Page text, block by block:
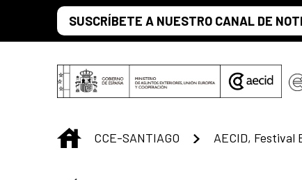
Saltar al contenido principal
SUSCRÍBETE A NUESTRO CANAL DE
INICIO
CCE-SANTIAGO